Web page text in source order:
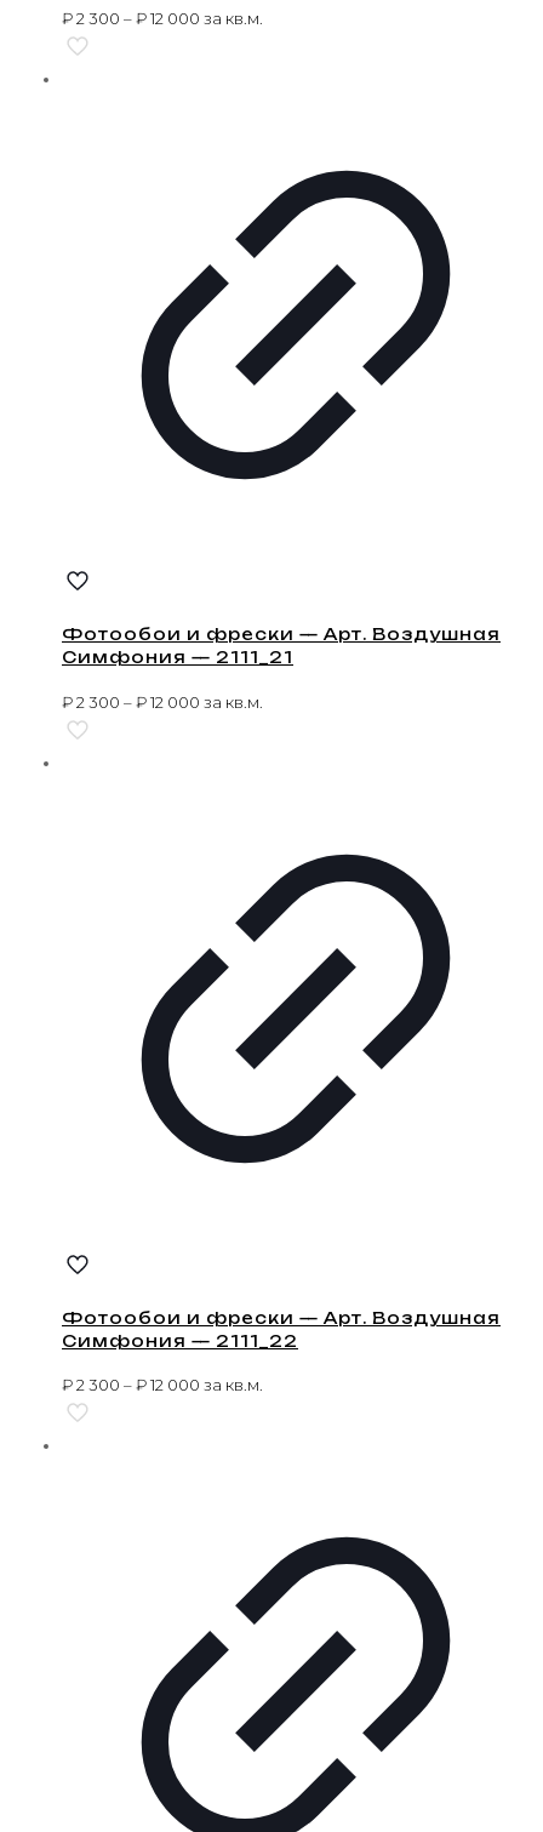
₽2 300 –₽12 000 за кв.м.
Фотообои и фрески — Арт. Воздушная
Симфония — 2111_21
₽2 300 –₽12 000 за кв.м.
Фотообои и фрески — Арт. Воздушная
Симфония — 2111_22
₽2 300 –₽12 000 за кв.м.